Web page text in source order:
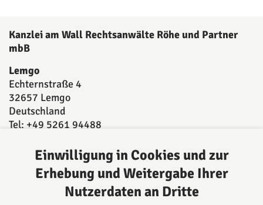
Kanzlei am Wall Rechtsanwälte Röhe und Partner
mbB
Lemgo
Echternstraße 4
32657 Lemgo
Deutschland
Tel: +49 5261 94488
E-Mail:post@kanzleiamwall.de
Einwilligung in Cookies und zur
Erhebung und Weitergabe Ihrer
Nutzerdaten an Dritte